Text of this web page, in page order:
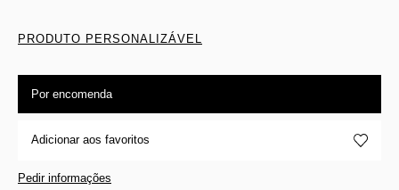
PRODUTO PERSONALIZÁVEL
Por encomenda
Adicionar aos favoritos
Pedir informações